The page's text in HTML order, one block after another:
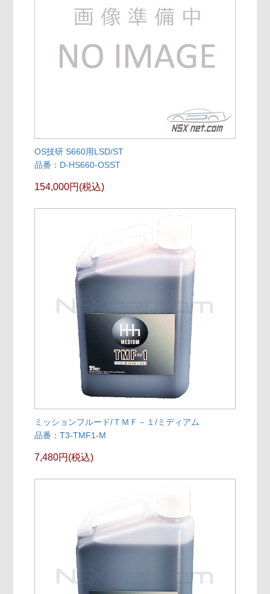
OS技研 S660用LSD/ST
品番：D-HS660-OSST
154,000円(税込)
ミッションフルード/ＴＭＦ－１/ミディアム
品番：T3-TMF1-M
7,480円(税込)